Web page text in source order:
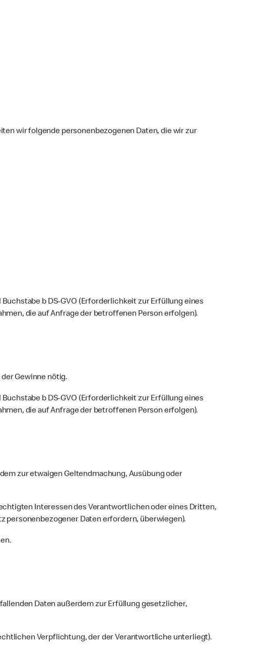
wir folgende personenbezogenen Daten, die wir zur
b DS-GVO (Erforderlichkeit zur Erfüllung eines
die auf Anfrage der betroffenen Person erfolgen).
Gewinne nötig.
b DS-GVO (Erforderlichkeit zur Erfüllung eines
die auf Anfrage der betroffenen Person erfolgen).
zur etwaigen Geltendmachung, Ausübung oder
Interessen des Verantwortlichen oder eines Dritten,
personenbezogener Daten erfordern, überwiegen).
Daten außerdem zur Erfüllung gesetzlicher,
Verpflichtung, der der Verantwortliche unterliegt).